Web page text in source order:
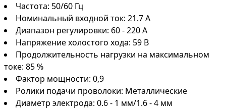
Частота: 50/60 Гц
Номинальный входной ток: 21.7 А
Диапазон регулировки: 60 - 220 А
Напряжение холостого хода: 59 В
Продолжительность нагрузки на максимальном
токе: 85 %
Фактор мощности: 0,9
Ролики подачи проволоки: Металлические
Диаметр электрода: 0.6 - 1 мм/1.6 - 4 мм